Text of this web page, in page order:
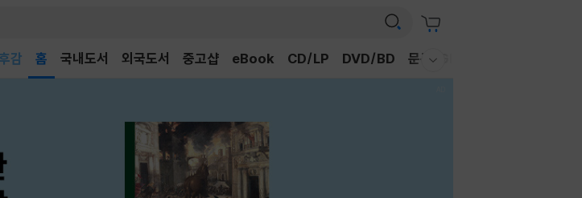
이 홈 국내도서 외국도서 중고샵 eBook CD/LP DVD/BD 문구/GIFT